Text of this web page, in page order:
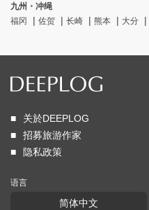
九州・冲绳
福冈
佐贺 长崎 熊本 大分
关於DEEPLOG
招募旅游作家
隐私政策
语言
简体中文